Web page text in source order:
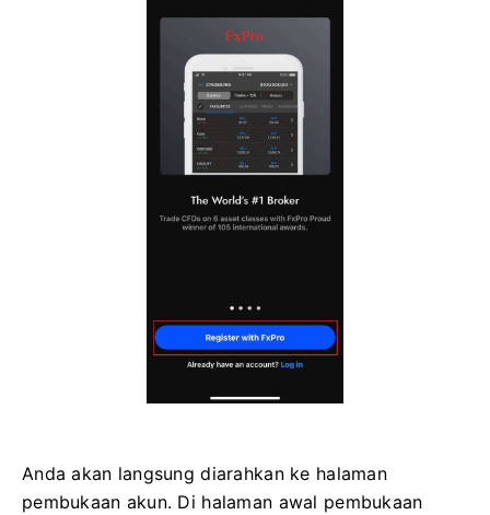
Anda akan langsung diarahkan ke halaman
pembukaan akun. Di halaman awal pembukaan